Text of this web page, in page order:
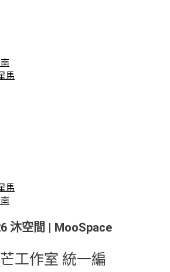
馬
馬
沐空間 | MooSpace
工作室 統一編